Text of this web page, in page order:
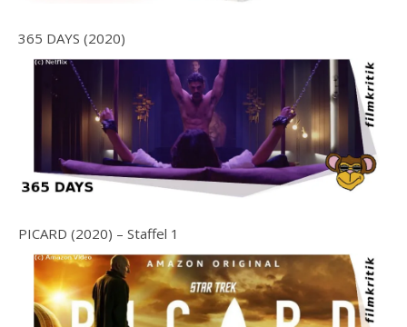
365 DAYS (2020)
PICARD (2020) – Staffel 1